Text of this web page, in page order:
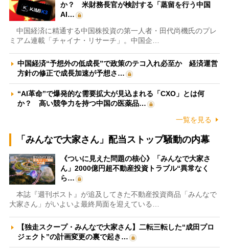
か？ 米財務長官が検討する「蒸留を行う中国
AI…
中国経済に精通する中国株投資の第一人者・田代尚機氏のプレ
ミアム連載「チャイナ・リサーチ」。中国企…
中国経済“予想外の低成長”で政策のテコ入れ必至か 経済運営
方針の修正で成長加速が予想さ…
“AI革命”で爆発的な需要拡大が見込まれる「CXO」とは何
か？ 高い競争力を持つ中国の医薬品…
一覧を見る
「みんなで大家さん」配当ストップ騒動の内幕
《ついに見えた問題の核心》「みんなで大家さ
ん」2000億円超不動産投資トラブル“異常なく
ら…
本誌『週刊ポスト』が追及してきた不動産投資商品「みんなで
大家さん」がいよいよ最終局面を迎えている…
【独走スクープ・みんなで大家さん】二転三転した“成田プロ
ジェクト”の計画変更の裏で起き…